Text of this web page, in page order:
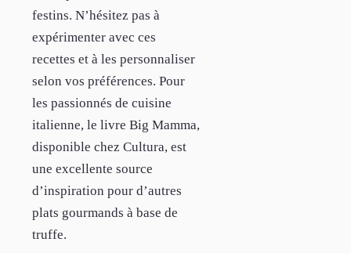
festins. N’hésitez pas à
expérimenter avec ces
recettes et à les personnaliser
selon vos préférences. Pour
les passionnés de cuisine
italienne, le livre Big Mamma,
disponible chez Cultura, est
une excellente source
d’inspiration pour d’autres
plats gourmands à base de
truffe.